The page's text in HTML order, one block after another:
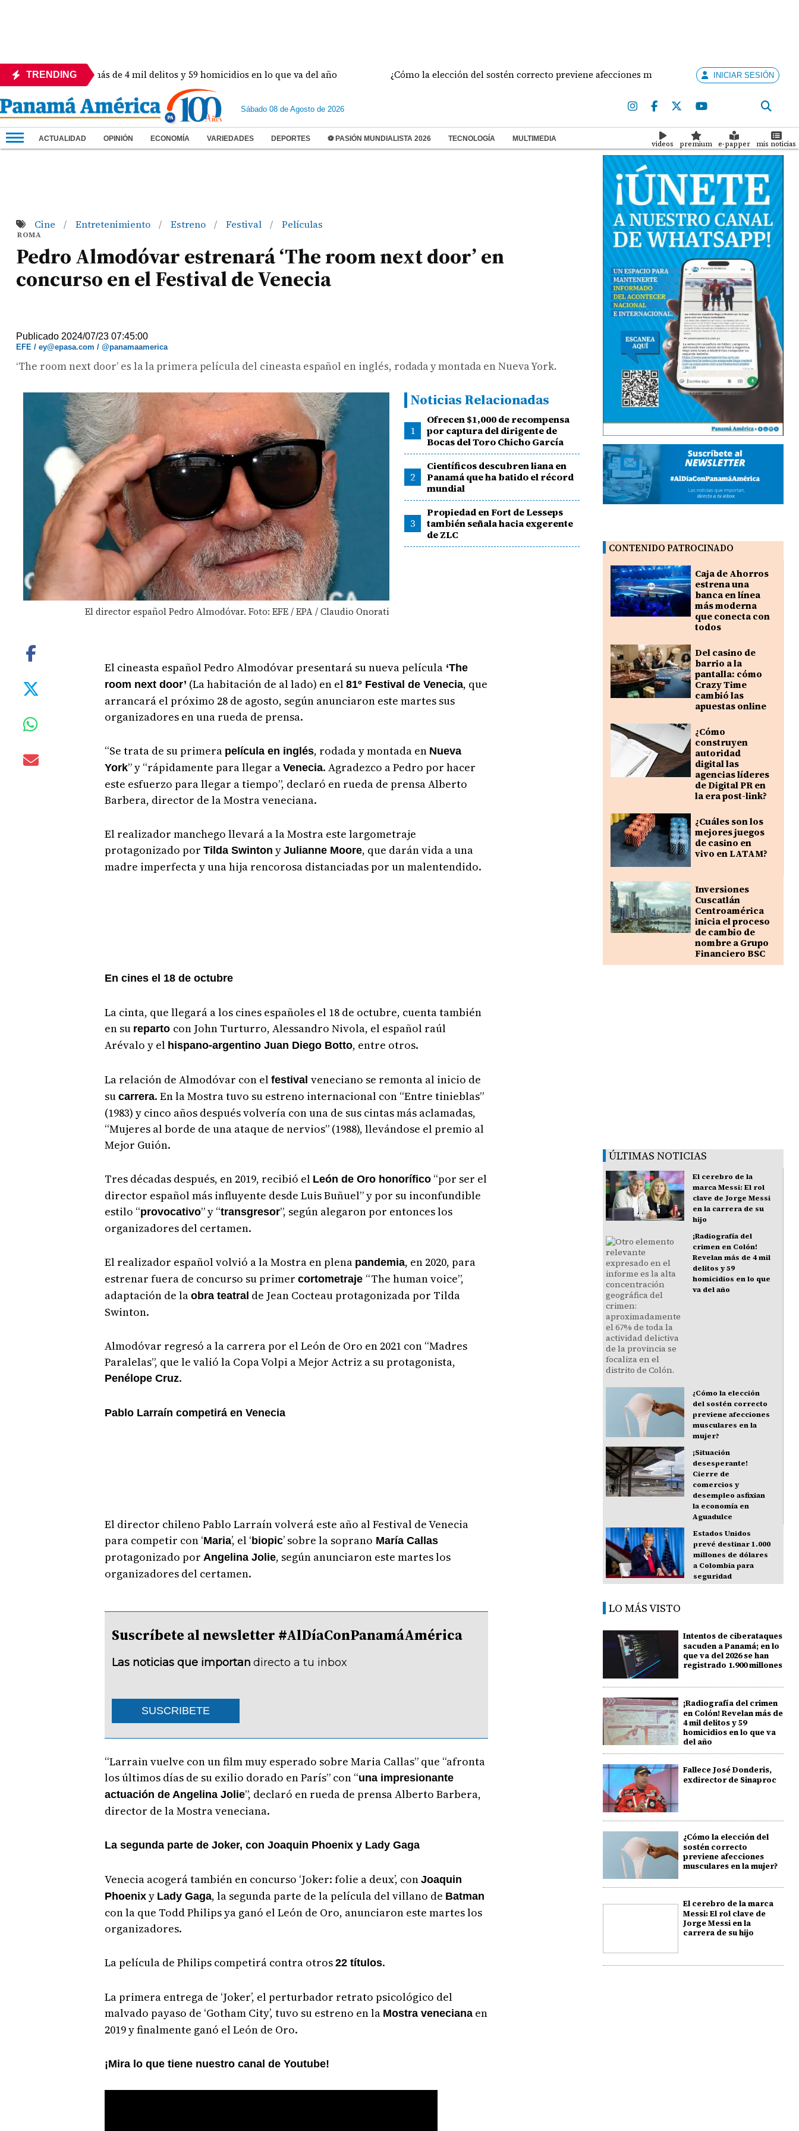
TRENDING
Revelan más de 4 mil delitos y 59 homicidios en lo que va del año ¿Cómo la elección del sostén correcto previene afecciones musculares en la mujer?INICIAR SESIÓN
Sábado 08 de Agosto de 2026
ACTUALIDAD OPINIÓN ECONOMÍA VARIEDADES DEPORTES ⚽ PASIÓN MUNDIALISTA 2026 TECNOLOGÍA MULTIMEDIA
videos premium e-papper mis noticias
Cine / Entretenimiento / Estreno / Festival / Películas
ROMA
Pedro Almodóvar estrenará ‘The room next door’ en
concurso en el Festival de Venecia
Publicado 2024/07/23 07:45:00
EFE / ey@epasa.com / @panamaamerica
‘The room next door’ es la la primera película del cineasta español en inglés, rodada y montada en Nueva York.
El director español Pedro Almodóvar. Foto: EFE / EPA / Claudio Onorati
Noticias Relacionadas
1
Ofrecen $1,000 de recompensa
por captura del dirigente de
Bocas del Toro Chicho García
2
Científicos descubren liana en
Panamá que ha batido el récord
mundial
3
Propiedad en Fort de Lesseps
también señala hacia exgerente
de ZLC
El cineasta español Pedro Almodóvar presentará su nueva película ‘The
room next door’ (La habitación de al lado) en el 81º Festival de Venecia, que
arrancará el próximo 28 de agosto, según anunciaron este martes sus
organizadores en una rueda de prensa.
“Se trata de su primera película en inglés, rodada y montada en Nueva
York” y “rápidamente para llegar a Venecia. Agradezco a Pedro por hacer
este esfuerzo para llegar a tiempo”, declaró en rueda de prensa Alberto
Barbera, director de la Mostra veneciana.
El realizador manchego llevará a la Mostra este largometraje
protagonizado por Tilda Swinton y Julianne Moore, que darán vida a una
madre imperfecta y una hija rencorosa distanciadas por un malentendido.
En cines el 18 de octubre
La cinta, que llegará a los cines españoles el 18 de octubre, cuenta también
en su reparto con John Turturro, Alessandro Nivola, el español raúl
Arévalo y el hispano-argentino Juan Diego Botto, entre otros.
La relación de Almodóvar con el festival veneciano se remonta al inicio de
su carrera. En la Mostra tuvo su estreno internacional con “Entre tinieblas”
(1983) y cinco años después volvería con una de sus cintas más aclamadas,
“Mujeres al borde de una ataque de nervios” (1988), llevándose el premio al
Mejor Guión.
Tres décadas después, en 2019, recibió el León de Oro honorífico“por ser el
director español más influyente desde Luis Buñuel” y por su inconfundible
estilo “provocativo” y “transgresor”, según alegaron por entonces los
organizadores del certamen.
El realizador español volvió a la Mostra en plena pandemia, en 2020, para
estrenar fuera de concurso su primer cortometraje “The human voice”,
adaptación de la obra teatral de Jean Cocteau protagonizada por Tilda
Swinton.
Almodóvar regresó a la carrera por el León de Oro en 2021 con “Madres
Paralelas”, que le valió la Copa Volpi a Mejor Actriz a su protagonista,
Penélope Cruz.
Pablo Larraín competirá en Venecia
El director chileno Pablo Larraín volverá este año al Festival de Venecia
para competir con ‘Maria’, el ‘biopic’ sobre la soprano María Callas
protagonizado por Angelina Jolie, según anunciaron este martes los
organizadores del certamen.
Suscríbete al newsletter #AlDíaConPanamáAmérica
Las noticias que importan directo a tu inbox
SUSCRIBETE
“Larrain vuelve con un film muy esperado sobre Maria Callas” que “afronta
los últimos días de su exilio dorado en París” con “una impresionante
actuación de Angelina Jolie”, declaró en rueda de prensa Alberto Barbera,
director de la Mostra veneciana.
La segunda parte de Joker, con Joaquin Phoenix y Lady Gaga
Venecia acogerá también en concurso ‘Joker: folie a deux’, con Joaquin
Phoenixy Lady Gaga, la segunda parte de la película del villano de Batman
con la que Todd Philips ya ganó el León de Oro, anunciaron este martes los
organizadores.
La película de Philips competirá contra otros 22 títulos.
La primera entrega de ‘Joker’, el perturbador retrato psicológico del
malvado payaso de ‘Gotham City’, tuvo su estreno en la Mostra venecianaen
2019 y finalmente ganó el León de Oro.
¡Mira lo que tiene nuestro canal de Youtube!
CONTENIDO PATROCINADO
Caja de Ahorros
estrena una
banca en línea
más moderna
que conecta con
todos
Del casino de
barrio a la
pantalla: cómo
Crazy Time
cambió las
apuestas online
¿Cómo
construyen
autoridad
digital las
agencias líderes
de Digital PR en
la era post-link?
¿Cuáles son los
mejores juegos
de casino en
vivo en LATAM?
Inversiones
Cuscatlán
Centroamérica
inicia el proceso
de cambio de
nombre a Grupo
Financiero BSC
ÚLTIMAS NOTICIAS
El cerebro de la
marca Messi: El rol
clave de Jorge Messi
en la carrera de su
hijo
¡Radiografía del
crimen en Colón!
Revelan más de 4 mil
delitos y 59
homicidios en lo que
va del año
¿Cómo la elección
del sostén correcto
previene afecciones
musculares en la
mujer?
¡Situación
desesperante!
Cierre de
comercios y
desempleo asfixian
la economía en
Aguadulce
Estados Unidos
prevé destinar 1.000
millones de dólares
a Colombia para
seguridad
LO MÁS VISTO
Intentos de ciberataques
sacuden a Panamá; en lo
que va del 2026 se han
registrado 1.900 millones
¡Radiografía del crimen
en Colón! Revelan más de
4 mil delitos y 59
homicidios en lo que va
del año
Fallece José Donderis,
exdirector de Sinaproc
¿Cómo la elección del
sostén correcto
previene afecciones
musculares en la mujer?
El cerebro de la marca
Messi: El rol clave de
Jorge Messi en la
carrera de su hijo